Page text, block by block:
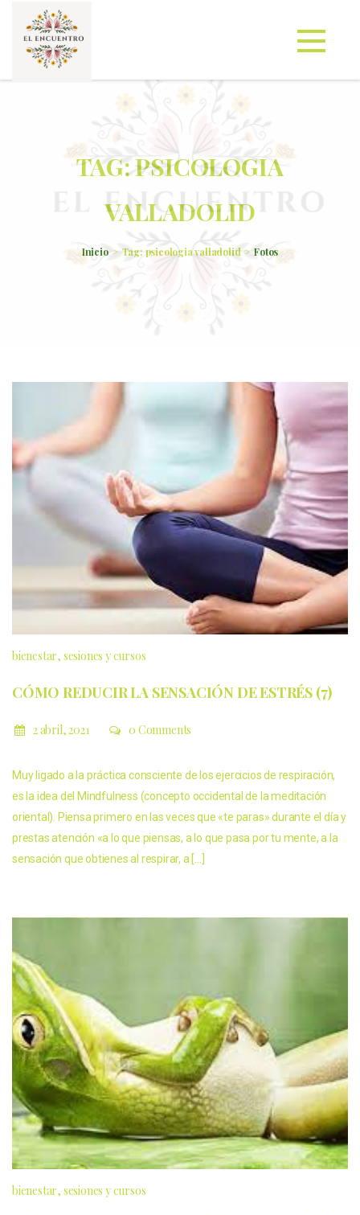
TAG: PSICOLOGIA
VALLADOLID
Inicio Tag: psicologia valladolid Fotos
bienestar sesiones y cursos
CÓMO REDUCIR LA SENSACIÓN DE ESTRÉS (7)
2 abril, 2021 0 Comments
Muy ligado a la práctica consciente de los ejercicios de respiración,
es la idea del Mindfulness (concepto occidental de la meditación
oriental). Piensa primero en las veces que «te paras» durante el día y
prestas atención «a lo que piensas, a lo que pasa por tu mente, a la
sensación que obtienes al respirar, a […]
bienestar sesiones y cursos